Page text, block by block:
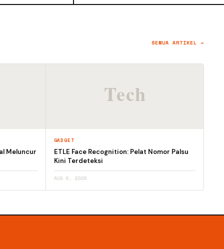
SEMUA ARTIKEL →
Meluncur
GADGET
ETLE Face Recognition: Pelat Nomor Palsu
Kini Terdeteksi
AUG 6, 2026